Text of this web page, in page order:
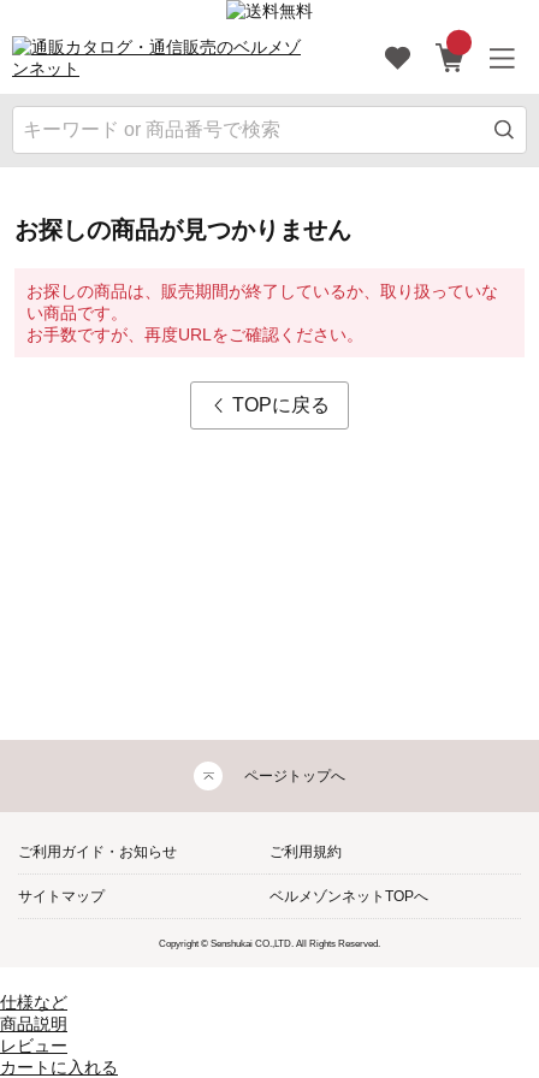
お探しの商品が見つかりません
お探しの商品は、販売期間が終了しているか、取り扱っていな
い商品です。
お手数ですが、再度URLをご確認ください。
TOPに戻る
ページトップへ
ご利用ガイド・お知らせ ご利用規約
サイトマップ ベルメゾンネットTOPへ
Copyright © Senshukai CO.,LTD. All Rights Reserved.
仕様など
商品説明
レビュー
カートに入れる